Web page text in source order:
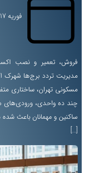
فوریه 17, 2026
فروش، تعمیر و نصب اکسس
مدیریت تردد برج‌ها شهرک
مسکونی تهران، ساختاری
چند ده واحدی، ورودی‌های
ساکنین و مهمانان باعث
[…]